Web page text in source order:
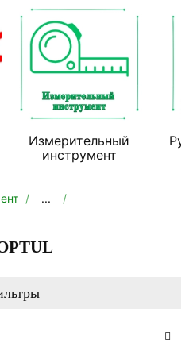
Измерительный
инструмент
...